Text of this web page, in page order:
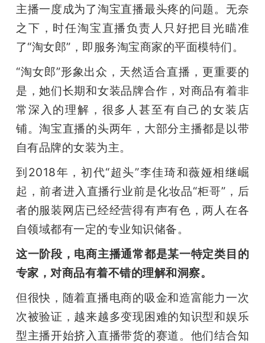
主播一度成为了淘宝直播最头疼的问题。无奈
之下，时任淘宝直播负责人只好把目光瞄准
了“淘女郎”，即服务淘宝商家的平面模特们。
“淘女郎”形象出众，天然适合直播，更重要的
是，她们长期和女装品牌合作，对商品有着非
常深入的理解，很多人甚至有自己的女装店
铺。淘宝直播的头两年，大部分主播都是以带
自有品牌的女装为主。
到2018年，初代“超头”李佳琦和薇娅相继崛
起，前者进入直播行业前是化妆品“柜哥”，后
者的服装网店已经经营得有声有色，两人在各
自领域都有一定的专业知识储备。
这一阶段，电商主播通常都是某一特定类目的
专家，对商品有着不错的理解和洞察。
但很快，随着直播电商的吸金和造富能力一次
次被验证，越来越多变现困难的知识型和娱乐
型主播开始挤入直播带货的赛道。他们结合知